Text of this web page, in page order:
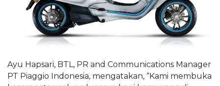
Ayu Hapsari, BTL, PR and Communications Manager
PT Piaggio Indonesia, mengatakan, “Kami membuka